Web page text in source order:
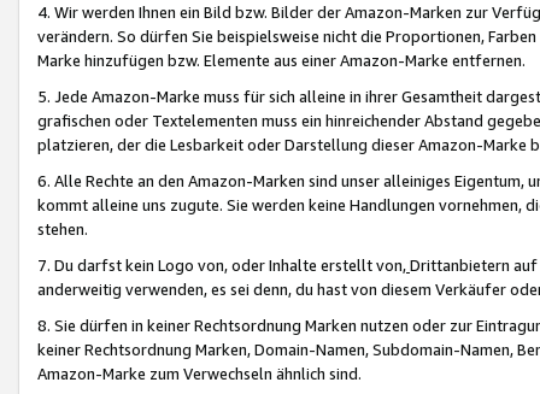
4. Wir werden Ihnen ein Bild bzw. Bilder der Amazon-Marken zur
verändern. So dürfen Sie beispielsweise nicht die Proportionen,
Marke hinzufügen bzw. Elemente aus einer Amazon-Marke entfernen.
5. Jede Amazon-Marke muss für sich alleine in ihrer Gesamtheit
grafischen oder Textelementen muss ein hinreichender Abstand
platzieren, der die Lesbarkeit oder Darstellung dieser Amazon-Marke
6. Alle Rechte an den Amazon-Marken sind unser alleiniges
kommt alleine uns zugute. Sie werden keine Handlungen vornehmen,
stehen.
7. Du darfst kein Logo von, oder Inhalte erstellt von,Drittanbietern auf
anderweitig verwenden, es sei denn, du hast von diesem Verkäufer
8. Sie dürfen in keiner Rechtsordnung Marken nutzen oder zur
keiner Rechtsordnung Marken, Domain-Namen, Subdomain-Namen,
Amazon-Marke zum Verwechseln ähnlich sind.